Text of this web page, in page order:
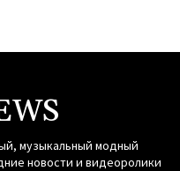
музыкальный модный
новости и видеоролики